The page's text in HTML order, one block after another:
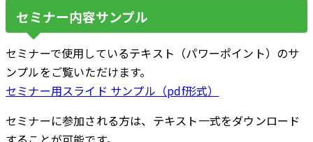
セミナー内容サンプル
セミナーで使用しているテキスト（パワーポイント）のサ
ンプルをご覧いただけます。
セミナー用スライド サンプル（pdf形式）
セミナーに参加される方は、テキスト一式をダウンロード